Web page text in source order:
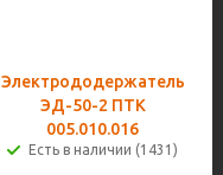
Электрододержатель
ЭД-50-2 ПТК
005.010.016
Есть в наличии (1431)